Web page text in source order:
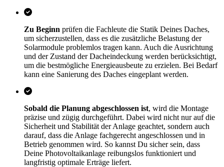
Zu Beginn prüfen die Fachleute die Statik Deines Daches,
um sicherzustellen, dass es die zusätzliche Belastung der
Solarmodule problemlos tragen kann. Auch die Ausrichtung
und der Zustand der Dacheindeckung werden berücksichtigt,
um die bestmögliche Energieausbeute zu erzielen. Bei Bedarf
kann eine Sanierung des Daches eingeplant werden.
Sobald die Planung abgeschlossen ist, wird die Montage
präzise und zügig durchgeführt. Dabei wird nicht nur auf die
Sicherheit und Stabilität der Anlage geachtet, sondern auch
darauf, dass die Anlage fachgerecht angeschlossen und in
Betrieb genommen wird. So kannst Du sicher sein, dass
Deine Photovoltaikanlage reibungslos funktioniert und
langfristig optimale Erträge liefert.